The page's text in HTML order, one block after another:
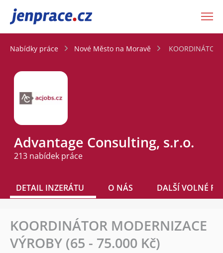
JenPráce.cz
Nabídky práce Nové Město na Moravě KOORDINÁTOR
Advantage Consulting, s.r.o.
213 nabídek práce
DETAIL INZERÁTU O NÁS DALŠÍ VOLNÉ
KOORDINÁTOR MODERNIZACE
VÝROBY (65 - 75.000 Kč)